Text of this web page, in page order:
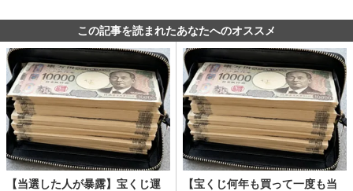
この記事を読まれたあなたへのオススメ
【当選した人が暴露】宝くじ運
【宝くじ何年も買って一度も当